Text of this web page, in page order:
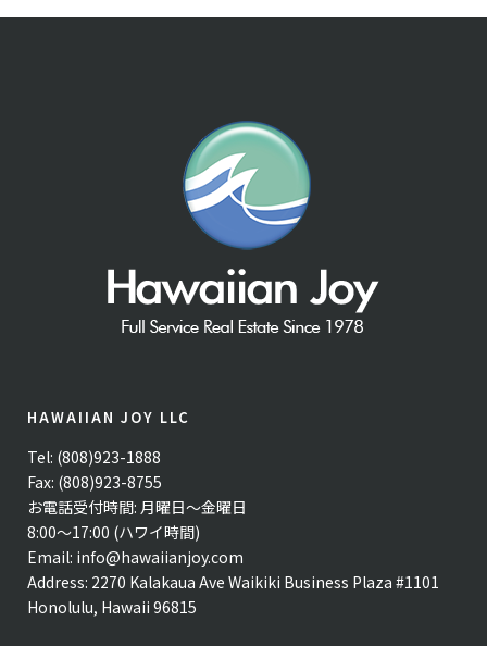
HAWAIIAN JOY LLC
Tel: (808)923-1888
Fax: (808)923-8755
お電話受付時間: 月曜日〜金曜日
8:00〜17:00 (ハワイ時間)
Email: info@hawaiianjoy.com
Address: 2270 Kalakaua Ave Waikiki Business Plaza #1101
Honolulu, Hawaii 96815